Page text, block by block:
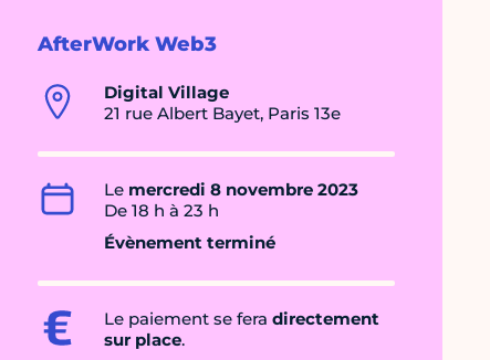
AfterWork Web3
Digital Village
21 rue Albert Bayet, Paris 13e
Le mercredi 8 novembre 2023
De 18 h à 23 h
Évènement terminé
Le paiement se fera directement
sur place.